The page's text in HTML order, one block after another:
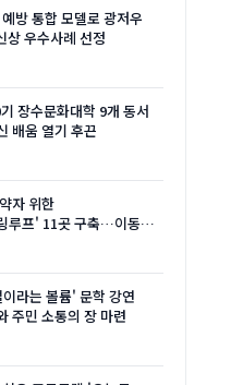
방 통합 모델로 광저우
상 우수사례 선정
장수문화대학 9개 동서
배움 열기 후끈
자 위한
루프' 11곳 구축…이동
라는 볼륨' 문학 강연
주민 소통의 장 마련